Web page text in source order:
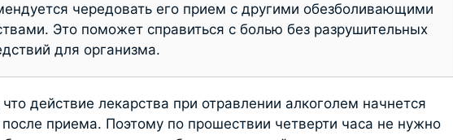
чередовать его прием с другими обезболивающими
Это поможет справиться с болью без разрушительных
для организма.
действие лекарства при отравлении алкоголем начнется
приема. Поэтому по прошествии четверти часа не нужно